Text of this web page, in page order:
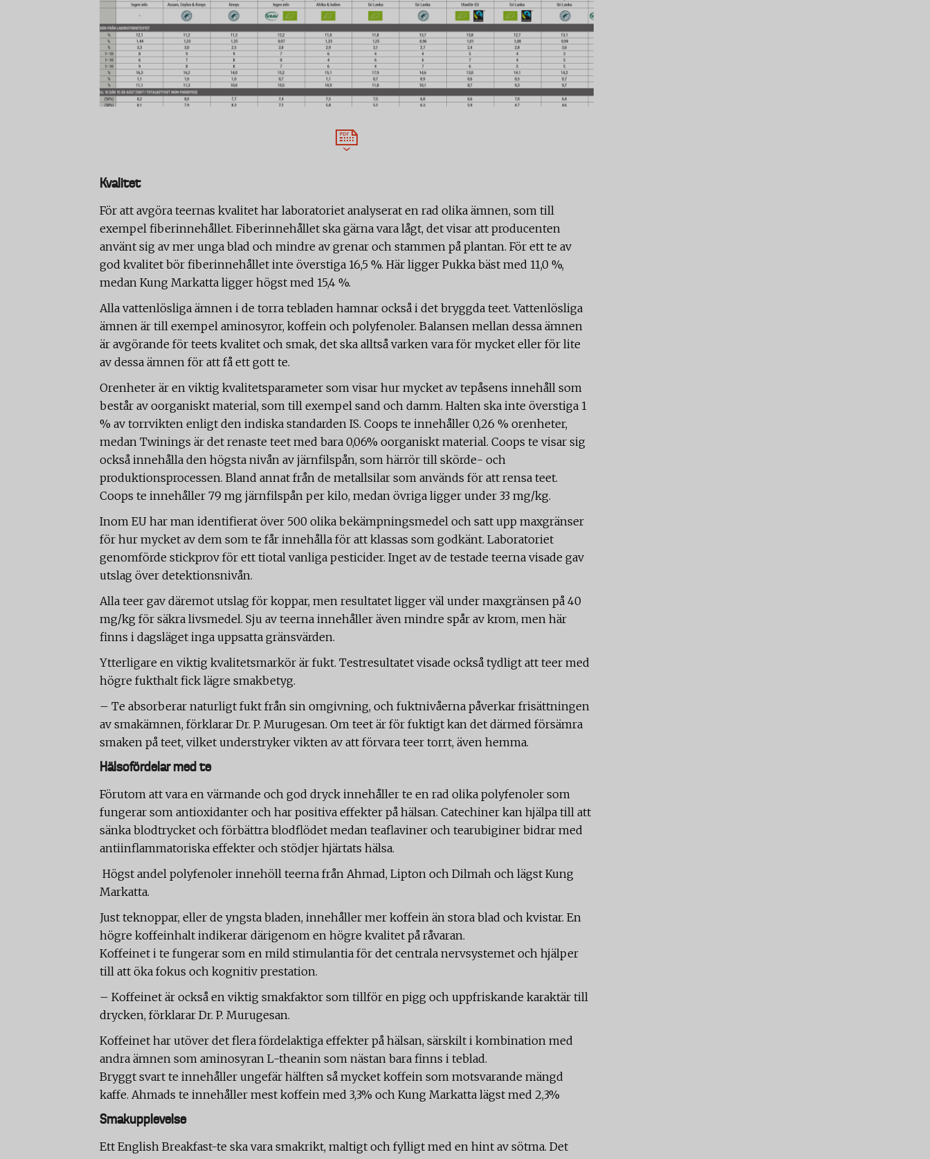
Kvalitet
För att avgöra teernas kvalitet har laboratoriet analyserat en rad olika ämnen, som till
exempel fiberinnehållet. Fiberinnehållet ska gärna vara lågt, det visar att producenten
använt sig av mer unga blad och mindre av grenar och stammen på plantan. För ett te av
god kvalitet bör fiberinnehållet inte överstiga 16,5 %. Här ligger Pukka bäst med 11,0 %,
medan Kung Markatta ligger högst med 15,4 %.
Alla vattenlösliga ämnen i de torra tebladen hamnar också i det bryggda teet. Vattenlösliga
ämnen är till exempel aminosyror, koffein och polyfenoler. Balansen mellan dessa ämnen
är avgörande för teets kvalitet och smak, det ska alltså varken vara för mycket eller för lite
av dessa ämnen för att få ett gott te.
Orenheter är en viktig kvalitetsparameter som visar hur mycket av tepåsens innehåll som
består av oorganiskt material, som till exempel sand och damm. Halten ska inte överstiga 1
% av torrvikten enligt den indiska standarden IS. Coops te innehåller 0,26 % orenheter,
medan Twinings är det renaste teet med bara 0,06% oorganiskt material. Coops te visar sig
också innehålla den högsta nivån av järnfilspån, som härrör till skörde- och
produktionsprocessen. Bland annat från de metallsilar som används för att rensa teet.
Coops te innehåller 79 mg järnfilspån per kilo, medan övriga ligger under 33 mg/kg.
Inom EU har man identifierat över 500 olika bekämpningsmedel och satt upp maxgränser
för hur mycket av dem som te får innehålla för att klassas som godkänt. Laboratoriet
genomförde stickprov för ett tiotal vanliga pesticider. Inget av de testade teerna visade gav
utslag över detektionsnivån.
Alla teer gav däremot utslag för koppar, men resultatet ligger väl under maxgränsen på 40
mg/kg för säkra livsmedel. Sju av teerna innehåller även mindre spår av krom, men här
finns i dagsläget inga uppsatta gränsvärden.
Ytterligare en viktig kvalitetsmarkör är fukt. Testresultatet visade också tydligt att teer med
högre fukthalt fick lägre smakbetyg.
– Te absorberar naturligt fukt från sin omgivning, och fuktnivåerna påverkar frisättningen
av smakämnen, förklarar Dr. P. Murugesan. Om teet är för fuktigt kan det därmed försämra
smaken på teet, vilket understryker vikten av att förvara teer torrt, även hemma.
Hälsofördelar med te
Förutom att vara en värmande och god dryck innehåller te en rad olika polyfenoler som
fungerar som antioxidanter och har positiva effekter på hälsan. Catechiner kan hjälpa till att
sänka blodtrycket och förbättra blodflödet medan teaflaviner och tearubiginer bidrar med
antiinflammatoriska effekter och stödjer hjärtats hälsa.
­ Högst andel polyfenoler innehöll teerna från Ahmad, Lipton och Dilmah och lägst Kung
Markatta.
Just teknoppar, eller de yngsta bladen, innehåller mer koffein än stora blad och kvistar. En
högre koffeinhalt indikerar därigenom en högre kvalitet på råvaran.
Koffeinet i te fungerar som en mild stimulantia för det centrala nervsystemet och hjälper
till att öka fokus och kognitiv prestation.
– Koffeinet är också en viktig smakfaktor som tillför en pigg och uppfriskande karaktär till
drycken, förklarar Dr. P. Murugesan.
Koffeinet har utöver det flera fördelaktiga effekter på hälsan, särskilt i kombination med
andra ämnen som aminosyran L-theanin som nästan bara finns i teblad.
Bryggt svart te innehåller ungefär hälften så mycket koffein som motsvarande mängd
kaffe. Ahmads te innehåller mest koffein med 3,3% och Kung Markatta lägst med 2,3%
Smakupplevelse
Ett English Breakfast-te ska vara smakrikt, maltigt och fylligt med en hint av sötma. Det